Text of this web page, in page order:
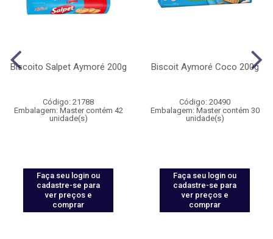
Biscoito Salpet Aymoré 200g
Código: 21788
Embalagem: Master contém 42
unidade(s)
Faça seu login ou
cadastre-se para
ver preços e
comprar
Biscoit Aymoré Coco 200g
Código: 20490
Embalagem: Master contém 30
unidade(s)
Faça seu login ou
cadastre-se para
ver preços e
comprar